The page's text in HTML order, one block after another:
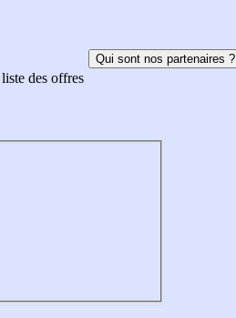
des offres
Qui sont nos partenaires ?